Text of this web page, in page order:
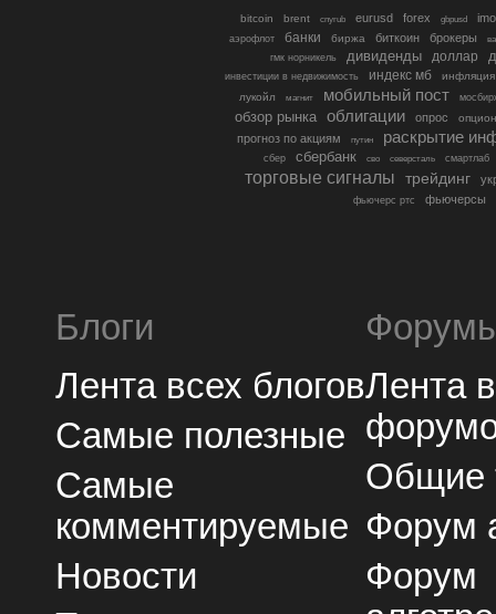
bitcoin brent cnyrub eurusd forex gbpusd
аэрофлот банки биржа биткоин брокеры
гмк норникель
дивиденды доллар
инвестиции в недвижимость индекс мб
инфляция
лукойл
магнит мобильный пост
обзор рынка облигации опрос
прогноз по акциям путин раскрытие
сбер сбербанк сво северсталь смартлаб
торговые сигналы трейдинг
фьючерс ртс фьючерсы
Блоги
Лента всех блогов
Самые полезные
Самые
комментируемые
Новости
Лента
Общие
Форум
Форум